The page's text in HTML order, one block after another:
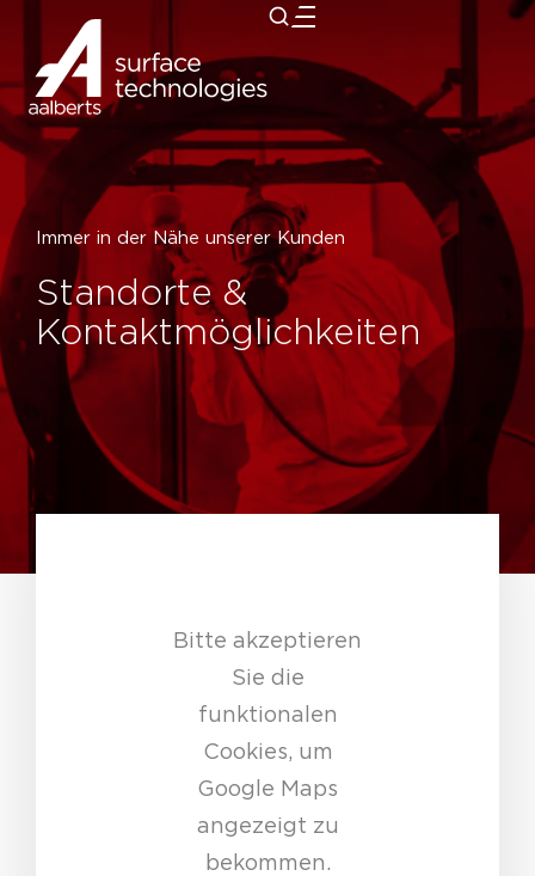
Immer in der Nähe unserer Kunden
Standorte &
Kontaktmöglichkeiten
Bitte akzeptieren
Sie die
funktionalen
Cookies, um
Google Maps
angezeigt zu
bekommen.